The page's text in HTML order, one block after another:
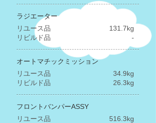
ラジエーター
リユース品
​リビルド品
131.7kg
-
オートマチックミッション
リユース品
​リビルド品
34.9kg
26.3kg
フロントバンパーASSY
リユース品
516.3kg